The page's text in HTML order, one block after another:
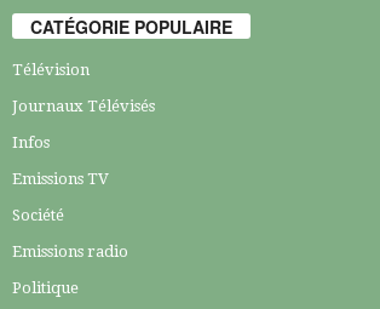
CATÉGORIE POPULAIRE
Télévision
Journaux Télévisés
Infos
Emissions TV
Société
Emissions radio
Politique